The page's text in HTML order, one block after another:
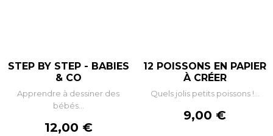
STEP BY STEP - BABIES
& CO
Apprendre à dessiner des
bébés...
Prix
12,00 €
12 POISSONS EN PAPIER
À CRÉER
Quels jolis petits poissons !...
Prix
9,00 €